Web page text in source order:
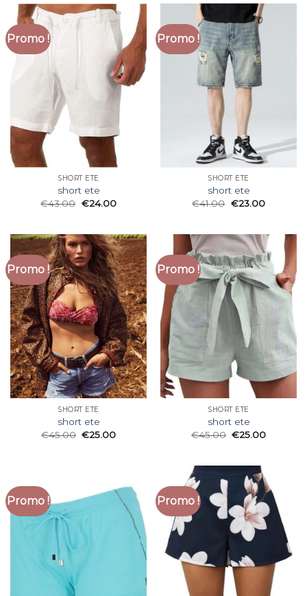
Promo !
SHORT ETE
short ete
€43.00 €24.00
Promo !
SHORT ETE
short ete
€41.00 €23.00
Promo !
SHORT ETE
short ete
€45.00 €25.00
Promo !
SHORT ETE
short ete
€45.00 €25.00
Promo ! Promo !